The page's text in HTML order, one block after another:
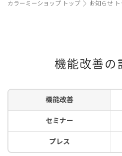
カラーミーショップ トップ お知らせ ト
機能改善の
機能改善
セミナー
プレス